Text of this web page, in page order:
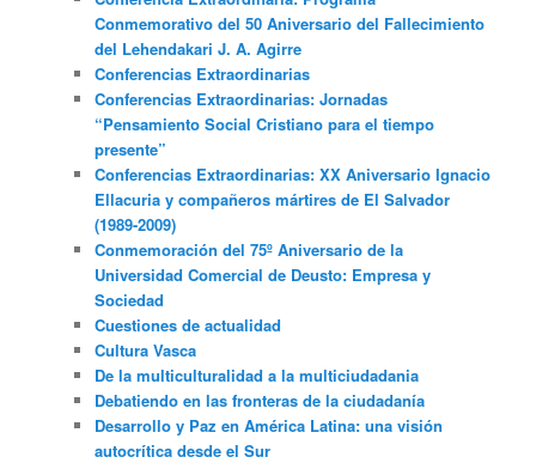
Conmemorativo del 50 Aniversario del Fallecimiento
del Lehendakari J. A. Agirre
Conferencias Extraordinarias
Conferencias Extraordinarias: Jornadas
“Pensamiento Social Cristiano para el tiempo
presente”
Conferencias Extraordinarias: XX Aniversario Ignacio
Ellacuria y compañeros mártires de El Salvador
(1989-2009)
Conmemoración del 75º Aniversario de la
Universidad Comercial de Deusto: Empresa y
Sociedad
Cuestiones de actualidad
Cultura Vasca
De la multiculturalidad a la multiciudadania
Debatiendo en las fronteras de la ciudadanía
Desarrollo y Paz en América Latina: una visión
autocrítica desde el Sur